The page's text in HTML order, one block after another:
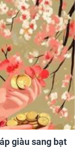
giàu sang bạt